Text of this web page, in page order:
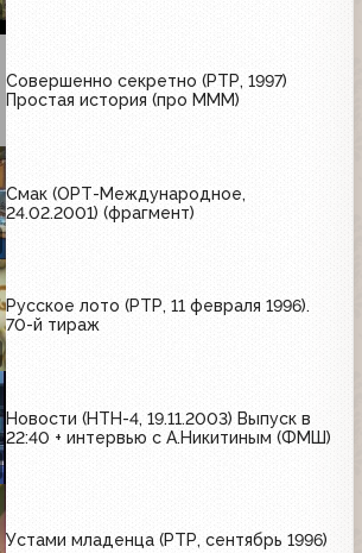
Совершенно секретно (РТР, 1997)
Простая история (про МММ)
Смак (ОРТ-Международное,
24.02.2001) (фрагмент)
Русское лото (РТР, 11 февраля 1996).
70-й тираж
Новости (НТН-4, 19.11.2003) Выпуск в
22:40 + интервью с А.Никитиным (ФМШ)
Устами младенца (РТР, сентябрь 1996)